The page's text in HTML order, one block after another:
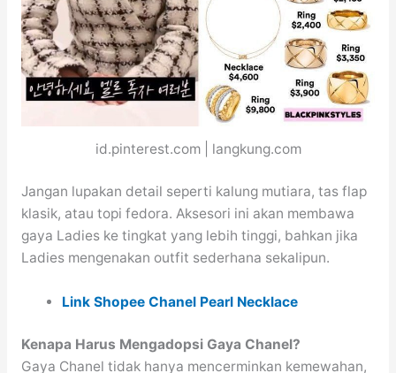
id.pinterest.com | langkung.com
Jangan lupakan detail seperti kalung mutiara, tas flap
klasik, atau topi fedora. Aksesori ini akan membawa
gaya Ladies ke tingkat yang lebih tinggi, bahkan jika
Ladies mengenakan outfit sederhana sekalipun.
Link Shopee Chanel Pearl Necklace
Kenapa Harus Mengadopsi Gaya Chanel?
Gaya Chanel tidak hanya mencerminkan kemewahan,